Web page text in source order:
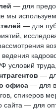
— для
мы
— для
условий
—
офиса — для
спикеров
сайта — для